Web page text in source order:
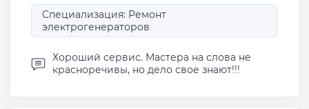
Специализация: Ремонт
электрогенераторов
Хороший сервис. Мастера на слова не
красноречивы, но дело свое знают!!!